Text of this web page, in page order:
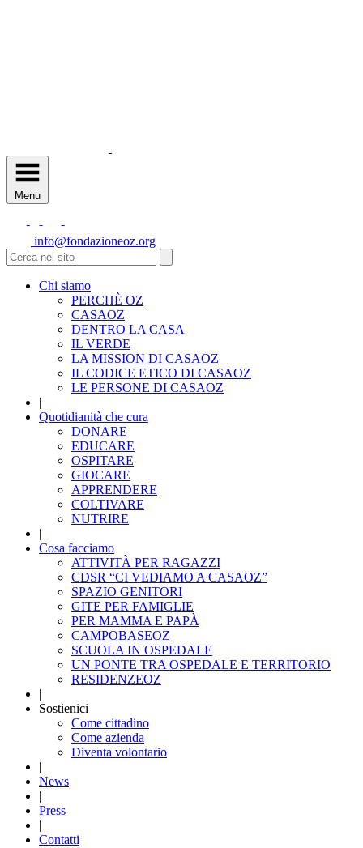
Menu
info@fondazioneoz.org
Chi siamo
PERCHÈ OZ
CASAOZ
DENTRO LA CASA
IL VERDE
LA MISSION DI CASAOZ
IL CODICE ETICO DI CASAOZ
LE PERSONE DI CASAOZ
|
Quotidianità che cura
DONARE
EDUCARE
OSPITARE
GIOCARE
APPRENDERE
COLTIVARE
NUTRIRE
|
Cosa facciamo
ATTIVITÀ PER RAGAZZI
CDSR “CI VEDIAMO A CASAOZ”
SPAZIO GENITORI
GITE PER FAMIGLIE
PER MAMMA E PAPÀ
CAMPOBASEOZ
SCUOLA IN OSPEDALE
UN PONTE TRA OSPEDALE E TERRITORIO
RESIDENZEOZ
|
Sostienici
Come cittadino
Come azienda
Diventa volontario
|
News
|
Press
|
Contatti